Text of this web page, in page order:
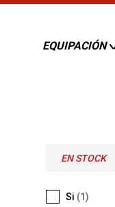
EQUIPACIÓN
EN STOCK
Si (1)